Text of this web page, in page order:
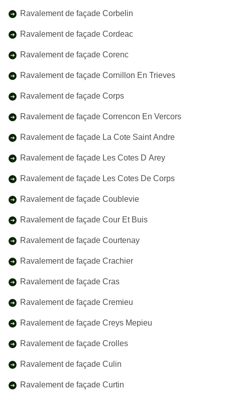
Ravalement de façade Corbelin
Ravalement de façade Cordeac
Ravalement de façade Corenc
Ravalement de façade Cornillon En Trieves
Ravalement de façade Corps
Ravalement de façade Correncon En Vercors
Ravalement de façade La Cote Saint Andre
Ravalement de façade Les Cotes D Arey
Ravalement de façade Les Cotes De Corps
Ravalement de façade Coublevie
Ravalement de façade Cour Et Buis
Ravalement de façade Courtenay
Ravalement de façade Crachier
Ravalement de façade Cras
Ravalement de façade Cremieu
Ravalement de façade Creys Mepieu
Ravalement de façade Crolles
Ravalement de façade Culin
Ravalement de façade Curtin